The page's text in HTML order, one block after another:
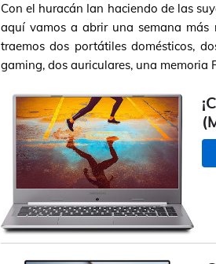
Con el huracán Ian haciendo de las
aquí vamos a abrir una semana más
traemos dos portátiles domésticos,
gaming, dos auriculares, una memoria